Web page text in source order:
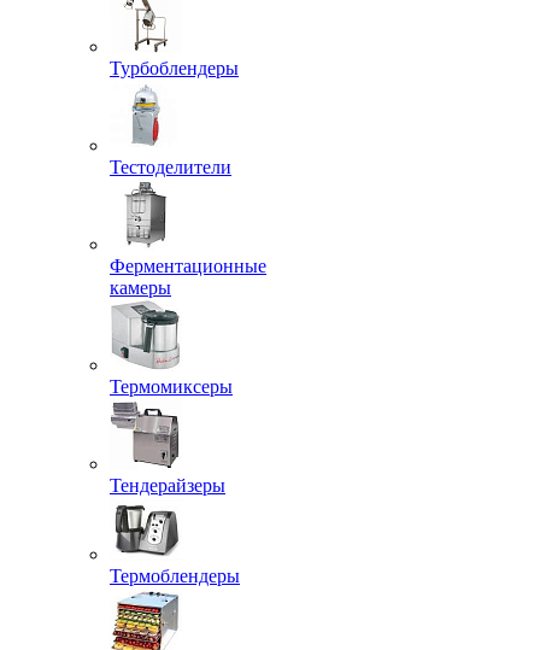
Турбоблендеры
Тестоделители
Ферментационные
камеры
Термомиксеры
Тендерайзеры
Термоблендеры